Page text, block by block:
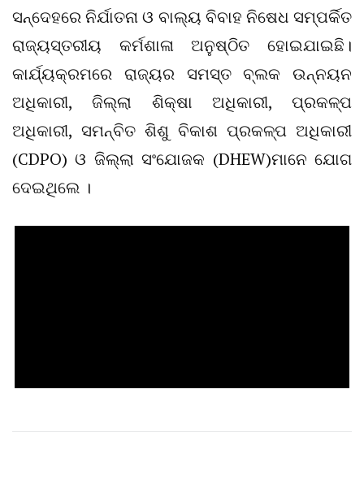
ସନ୍ଦେହରେ ନିର୍ଯାତନା ଓ ବାଲ୍ୟ ବିବାହ ନିଷେଧ ସମ୍ପର୍କିତ
ରାଜ୍ୟସ୍ତରୀୟ କର୍ମଶାଳା ଅନୁଷ୍ଠିତ ହୋଇଯାଇଛି।
କାର୍ଯ୍ୟକ୍ରମରେ ରାଜ୍ୟର ସମସ୍ତ ବ୍ଲକ ଉନ୍ନୟନ
ଅଧିକାରୀ, ଜିଲ୍ଲା ଶିକ୍ଷା ଅଧିକାରୀ, ପ୍ରକଳ୍ପ
ଅଧିକାରୀ, ସମନ୍ବିତ ଶିଶୁ ବିକାଶ ପ୍ରକଳ୍ପ ଅଧିକାରୀ
(CDPO) ଓ ଜିଲ୍ଲା ସଂଯୋଜକ (DHEW)ମାନେ ଯୋଗ
ଦେଇଥିଲେ ।